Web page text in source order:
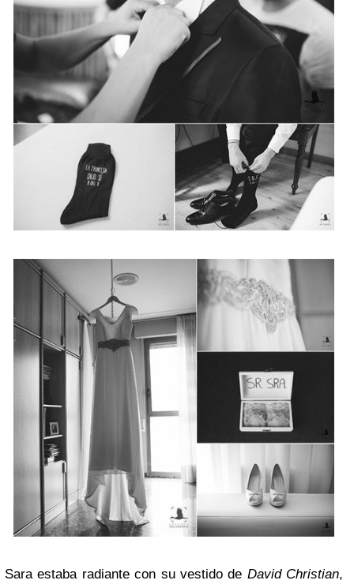
Sara estaba radiante con su vestido de David Christian,